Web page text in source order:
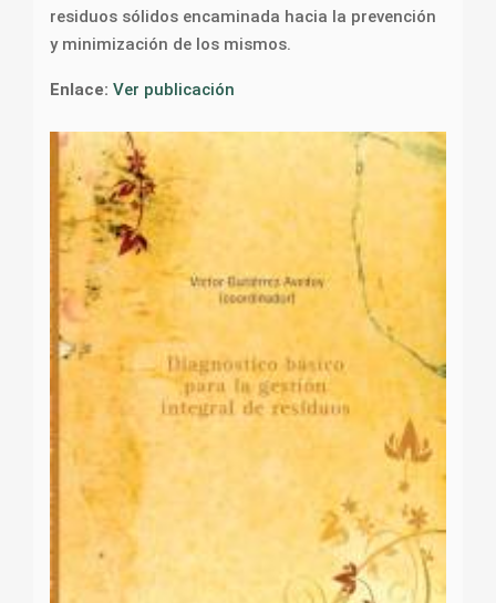
residuos sólidos encaminada hacia la prevención
y minimización de los mismos.
Enlace: Ver publicación